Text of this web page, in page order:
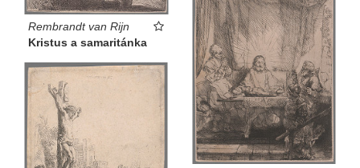
Rembrandt van Rijn
Kristus a samaritánka